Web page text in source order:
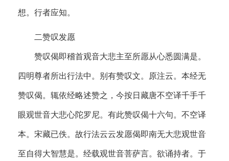
想。行者应知。
二赞叹发愿
赞叹偈即稽首观音大悲主至所愿从心悉圆满是。
四明尊者所出行法中。别有赞叹文。原注云。本经无
赞叹偈。辄依经略述赞之，今按日藏唐不空译千手千
眼观世音大悲心陀罗尼。有此赞叹偈十六句。不空译
本。宋藏已佚。故行法云云发愿偈即南无大悲观世音
至自得大智慧是。经载观世音菩萨言。欲诵持者。于